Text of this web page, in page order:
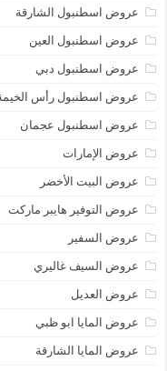
عروض اسطنبول الشارقة
عروض اسطنبول العين
عروض اسطنبول دبي
عروض اسطنبول رأس
عروض اسطنبول عجمان
عروض الإمارات
عروض البيت الأخضر
عروض التوفير هايبر ماركت
عروض السفير
عروض السيف غاليري
عروض العديل
عروض المايا ابو ظبي
عروض المايا الشارقة